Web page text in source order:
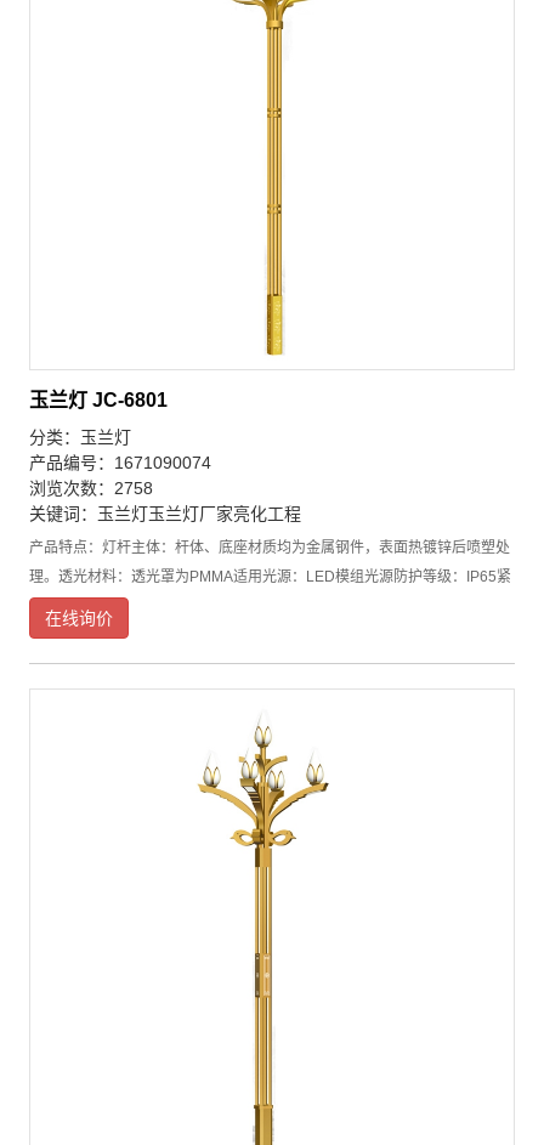
玉兰灯 JC-6801
分类： 玉兰灯
产品编号：1671090074
浏览次数：2758
关键词： 玉兰灯玉兰灯厂家亮化工程
产品特点：灯杆主体：杆体、底座材质均为金属钢件，表面热镀锌后喷塑处
理。透光材料：透光罩为PMMA适用光源：LED模组光源防护等级：IP65紧
固件：紧固螺栓、螺母为不锈钢底座围筒可定做各种文化元素。产品特点：
●玉兰灯采用超高导热系数的铝合金散
在线询价